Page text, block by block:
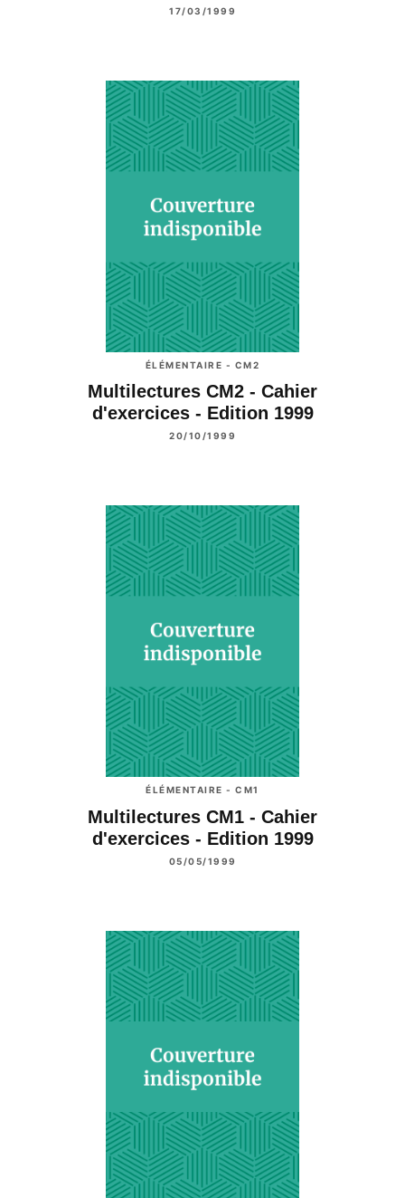
17/03/1999
ÉLÉMENTAIRE - CM2
Multilectures CM2 - Cahier
d'exercices - Edition 1999
20/10/1999
ÉLÉMENTAIRE - CM1
Multilectures CM1 - Cahier
d'exercices - Edition 1999
05/05/1999